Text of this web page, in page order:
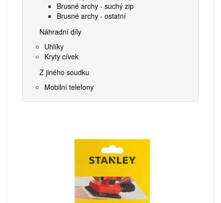
Brusné archy - suchý zip
Brusné archy - ostatní
Náhradní díly
Uhlíky
Kryty cívek
Z jiného soudku
Mobilní telefony